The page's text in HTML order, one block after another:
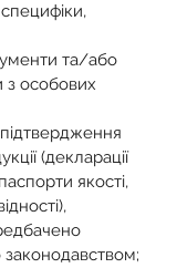
та/або
з особових
(декларації
якості,